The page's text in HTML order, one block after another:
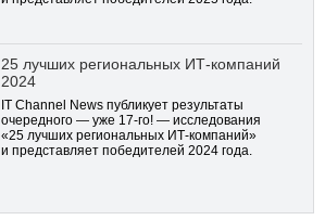
25 лучших региональных ИТ-компаний
2024
IT Channel News публикует результаты
очередного — уже 17-го! — исследования
«25 лучших региональных ИТ-компаний»
и представляет победителей 2024 года.